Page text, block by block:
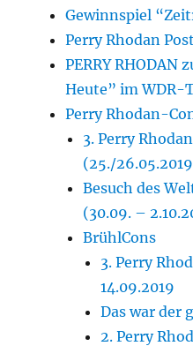
Gewinnspiel
Perry Rhodan
PERRY RHODAN
Heute” im WDR-
Perry Rhodan-
3. Perry
(25./
Besuch des
(30.09. –
BrühlCons
3. Perry
14.09.2019
Das war der
2. Perry